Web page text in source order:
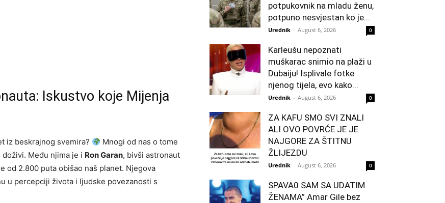
Iskustvo koje Mijenja
iz beskrajnog svemira?
Mnogi od nas o tome
Među njima je i Ron Garan, bivši astronaut
od 2.800 puta obišao naš planet. Njegova
u percepciji života i ljudske povezanosti s
potpukovnik na mladu ženu,
potpuno nesvjestan ko je...
Urednik - August 6, 2026 0
Karleušu nepoznati
muškarac snimio na plaži u
Dubaiju! Isplivale fotke
njenog tijela, evo kako...
Urednik - August 6, 2026 0
ZA KAFU SMO SVI ZNALI
ALI OVO POVRĆE JE JE
NAJGORE ZA ŠTITNU
ŽLIJEZDU
Urednik - August 6, 2026 0
SPAVA0 SAM SA UDATIM
ŽENAMA” Amar Gile bez